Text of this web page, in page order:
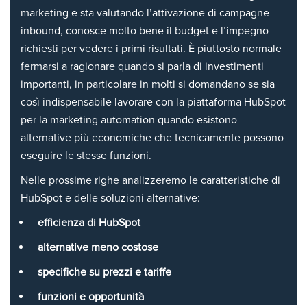
marketing e sta valutando l’attivazione di campagne
inbound, conosce molto bene il budget e l’impegno
richiesti per vedere i primi risultati. È piuttosto normale
fermarsi a ragionare quando si parla di investimenti
importanti, in particolare in molti si domandano se sia
così indispensabile lavorare con la piattaforma HubSpot
per la marketing automation quando esistono
alternative più economiche che tecnicamente possono
eseguire le stesse funzioni.
Nelle prossime righe analizzeremo le caratteristiche di
HubSpot e delle soluzioni alternative:
efficienza di HubSpot
alternative meno costose
specifiche su prezzi e tariffe
funzioni e opportunità